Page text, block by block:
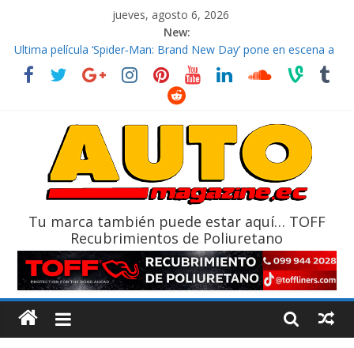
jueves, agosto 6, 2026
New:
El costo de tener un vehículo gana protagonismo a la hora de
decidir
Ultima película ‘Spider‑Man: Brand New Day’ pone en escena a
La Vuelta al Ecuador 2026, edición 47ª, recorre 7 provincias en 8
La FEDAK recibe 12 Sinotruk Bolden para cubrir las rutas de La
Tu marca también puede estar aquí… TOFF
Recubrimientos de Poliuretano